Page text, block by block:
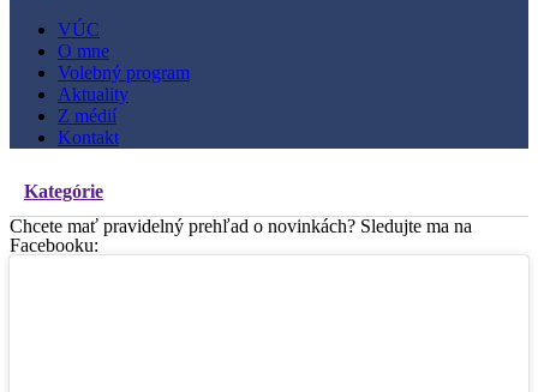
VÚC
O mne
Volebný program
Aktuality
Z médií
Kontakt
Kategórie
Chcete mať pravidelný prehľad o novinkách? Sledujte ma na
Facebooku: